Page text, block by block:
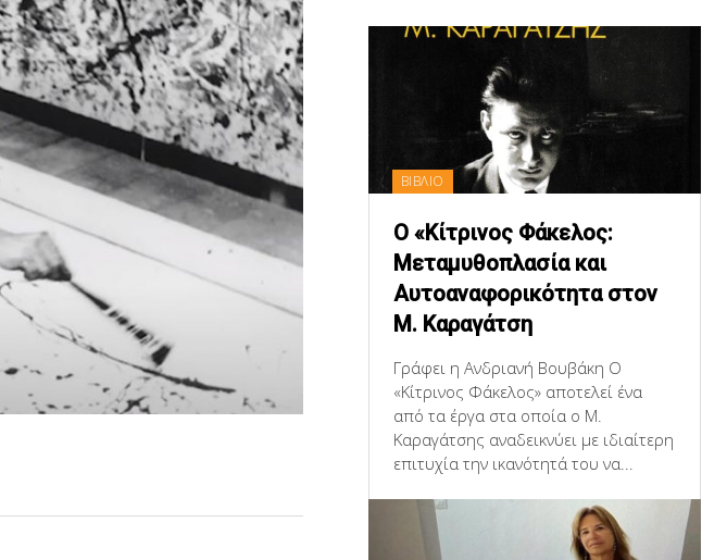
ΒΙΒΛΙΟ
Ο «Κίτρινος Φάκελος:
Μεταμυθοπλασία και
Αυτοαναφορικότητα στον
Μ. Καραγάτση
Γράφει η Ανδριανή Βουβάκη Ο
«Κίτρινος Φάκελος» αποτελεί ένα
από τα έργα στα οποία ο Μ.
Καραγάτσης αναδεικνύει με ιδιαίτερη
επιτυχία την ικανότητά του να...